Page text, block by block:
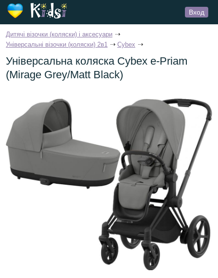
Вход
Дитячі візочки (коляски) і аксесуари
Універсальні візочки (коляски) 2в1
Cybex
Універсальна коляска Cybex e-Priam
(Mirage Grey/Matt Black)